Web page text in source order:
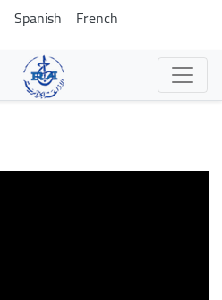
Aller
au
contenu
principal
Spanish French